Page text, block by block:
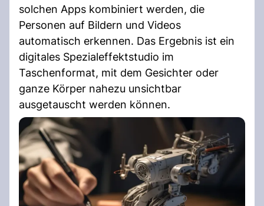
solchen Apps kombiniert werden, die
Personen auf Bildern und Videos
automatisch erkennen. Das Ergebnis ist ein
digitales Spezialeffektstudio im
Taschenformat, mit dem Gesichter oder
ganze Körper nahezu unsichtbar
ausgetauscht werden können.